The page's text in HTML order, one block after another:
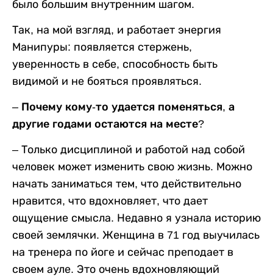
было большим внутренним шагом.
Так, на мой взгляд, и работает энергия
Манипуры: появляется стержень,
уверенность в себе, способность быть
видимой и не бояться проявляться.
– Почему кому-то удается поменяться, а
другие годами остаются на месте?
– Только дисциплиной и работой над собой
человек может изменить свою жизнь. Можно
начать заниматься тем, что действительно
нравится, что вдохновляет, что дает
ощущение смысла. Недавно я узнала историю
своей землячки. Женщина в 71 год выучилась
на тренера по йоге и сейчас преподает в
своем ауле. Это очень вдохновляющий